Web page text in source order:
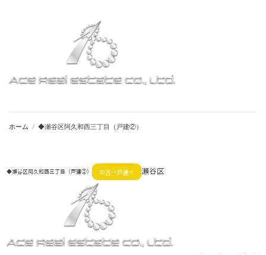
ホーム / ◆瀬谷区阿久和西三丁目（戸建②）
◆瀬谷区阿久和西三丁目（戸建②） 中古一戸建て 瀬谷区